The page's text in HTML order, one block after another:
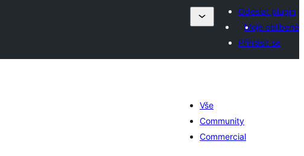
Odeslat plugin
Moje oblíbené
Přihlásit se
Vše
Community
Commercial